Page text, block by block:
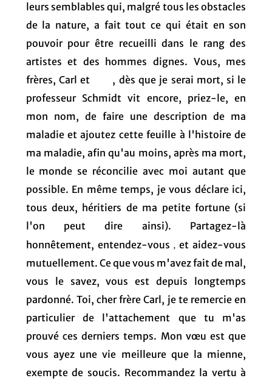
leurs semblables qui, malgré tous les obstacles
de la nature, a fait tout ce qui était en son
pouvoir pour être recueilli dans le rang des
artistes et des hommes dignes. Vous, mes
frères, Carl et , dès que je serai mort, si le
professeur Schmidt vit encore, priez-le, en
mon nom, de faire une description de ma
maladie et ajoutez cette feuille à l'histoire de
ma maladie, afin qu'au moins, après ma mort,
le monde se réconcilie avec moi autant que
possible. En même temps, je vous déclare ici,
tous deux, héritiers de ma petite fortune (si
l'on peut dire ainsi). Partagez-là
honnêtement, entendez-vous , et aidez-vous
mutuellement. Ce que vous m'avez fait de mal,
vous le savez, vous est depuis longtemps
pardonné. Toi, cher frère Carl, je te remercie en
particulier de l'attachement que tu m'as
prouvé ces derniers temps. Mon vœu est que
vous ayez une vie meilleure que la mienne,
exempte de soucis. Recommandez la vertu à